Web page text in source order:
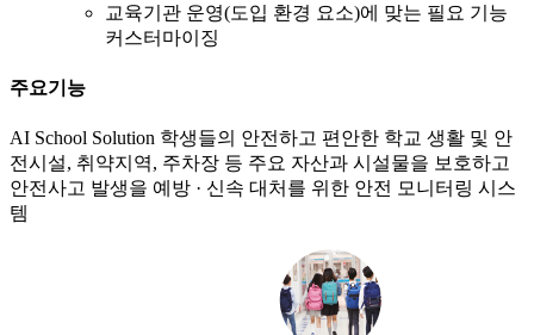
교육기관 운영(도입 환경 요소)에 맞는 필요 기능
커스터마이징
주요기능
AI School Solution 학생들의 안전하고 편안한 학교 생활 및 안
전시설, 취약지역, 주차장 등 주요 자산과 시설물을 보호하고
안전사고 발생을 예방 · 신속 대처를 위한 안전 모니터링 시스
템